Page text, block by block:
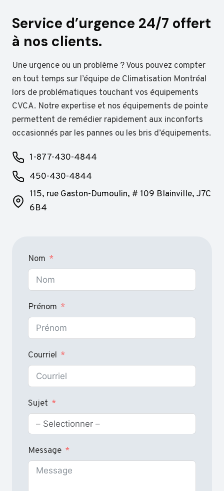
Service d’urgence 24/7 offert
à nos clients.
Une urgence ou un problème ? Vous pouvez compter
en tout temps sur l’équipe de Climatisation Montréal
lors de problématiques touchant vos équipements
CVCA. Notre expertise et nos équipements de pointe
permettent de remédier rapidement aux inconforts
occasionnés par les pannes ou les bris d’équipements.
1-877-430-4844
450-430-4844
115, rue Gaston-Dumoulin, # 109 Blainville, J7C
6B4
Nom
Prénom
Courriel
Sujet
Message